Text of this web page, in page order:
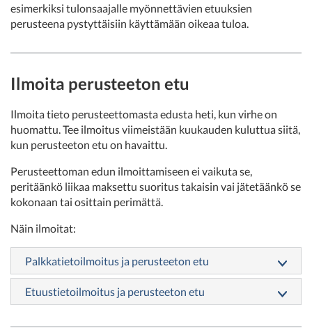
esimerkiksi tulonsaajalle myönnettävien etuuksien
perusteena pystyttäisiin käyttämään oikeaa tuloa.
Ilmoita perusteeton etu
Ilmoita tieto perusteettomasta edusta heti, kun virhe on
huomattu. Tee ilmoitus viimeistään kuukauden kuluttua siitä,
kun perusteeton etu on havaittu.
Perusteettoman edun ilmoittamiseen ei vaikuta se,
peritäänkö liikaa maksettu suoritus takaisin vai jätetäänkö se
kokonaan tai osittain perimättä.
Näin ilmoitat:
Palkkatietoilmoitus ja perusteeton etu
Etuustietoilmoitus ja perusteeton etu